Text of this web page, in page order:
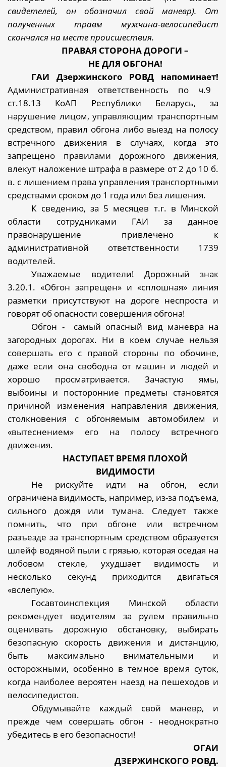
свидетелей, он обозначил свой маневр). От
полученных травм мужчина-велосипедист
скончался на месте происшествия.
ПРАВАЯ СТОРОНА ДОРОГИ –
НЕ ДЛЯ ОБГОНА!
ГАИ Дзержинского РОВД напоминает!
Административная ответственность по ч.9
ст.18.13 КоАП Республики Беларусь, за
нарушение лицом, управляющим транспортным
средством, правил обгона либо выезд на полосу
встречного движения в случаях, когда это
запрещено правилами дорожного движения,
влекут наложение штрафа в размере от 2 до 10 б.
в. с лишением права управления транспортными
средствами сроком до 1 года или без лишения.
К сведению, за 5 месяцев т.г. в Минской
области сотрудниками ГАИ за данное
правонарушение привлечено к
административной ответственности 1739
водителей.
Уважаемые водители! Дорожный знак
3.20.1. «Обгон запрещен» и «сплошная» линия
разметки присутствуют на дороге неспроста и
говорят об опасности совершения обгона!
Обгон -
самый опасный вид маневра на
загородных дорогах. Ни в коем случае нельзя
совершать его с правой стороны по обочине,
даже если она свободна от машин и людей и
хорошо просматривается. Зачастую ямы,
выбоины и посторонние предметы становятся
причиной изменения направления движения,
столкновения с обгоняемым автомобилем и
«вытеснением» его на полосу встречного
движения.
НАСТУПАЕТ ВРЕМЯ ПЛОХОЙ
ВИДИМОСТИ
Не рискуйте идти на обгон, если
ограничена видимость, например, из-за подъема,
сильного дождя или тумана. Следует также
помнить, что при обгоне или встречном
разъезде за транспортным средством образуется
шлейф водяной пыли с грязью, которая оседая на
лобовом стекле, ухудшает видимость и
несколько секунд приходится двигаться
«вслепую».
Госавтоинспекция Минской области
рекомендует водителям за рулем правильно
оценивать дорожную обстановку, выбирать
безопасную скорость движения и дистанцию,
быть максимально внимательными и
осторожными, особенно в темное время суток,
когда наиболее вероятен наезд на пешеходов и
велосипедистов.
Обдумывайте каждый свой маневр, и
прежде чем совершать обгон - неоднократно
убедитесь в его безопасности!
ОГАИ
ДЗЕРЖИНСКОГО РОВД.